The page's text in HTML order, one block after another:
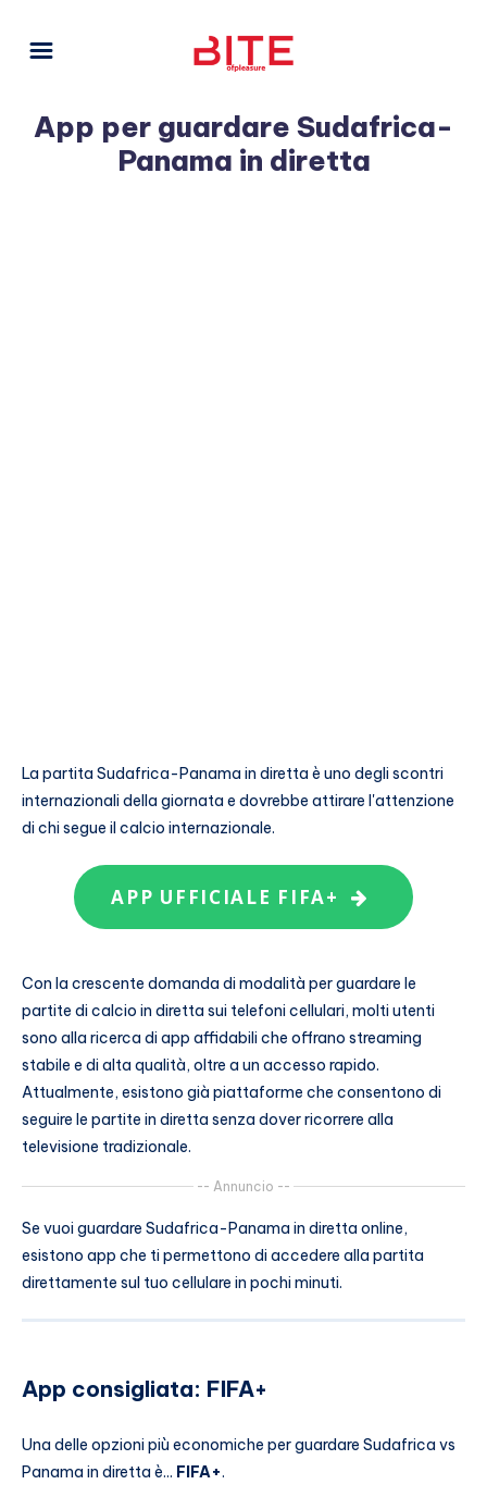
App per guardare Sudafrica-
Panama in diretta
La partita Sudafrica-Panama in diretta è uno degli scontri
internazionali della giornata e dovrebbe attirare l'attenzione
di chi segue il calcio internazionale.
APP UFFICIALE FIFA+
Con la crescente domanda di modalità per guardare le
partite di calcio in diretta sui telefoni cellulari, molti utenti
sono alla ricerca di app affidabili che offrano streaming
stabile e di alta qualità, oltre a un accesso rapido.
Attualmente, esistono già piattaforme che consentono di
seguire le partite in diretta senza dover ricorrere alla
televisione tradizionale.
-- Annuncio --
Se vuoi guardare Sudafrica-Panama in diretta online,
esistono app che ti permettono di accedere alla partita
direttamente sul tuo cellulare in pochi minuti.
App consigliata: FIFA+
Una delle opzioni più economiche per guardare Sudafrica vs
Panama in diretta è... FIFA+.